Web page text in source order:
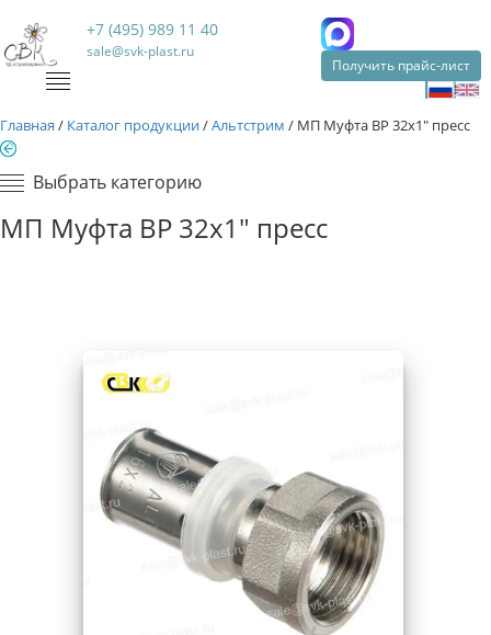
+7 (495) 989 11 40
sale@svk-plast.ru
Получить прайс-лист
Главная / Каталог продукции/Альтстрим / МП Муфта ВР 32х1" пресс
Выбрать категорию
МП Муфта ВР 32х1" пресс